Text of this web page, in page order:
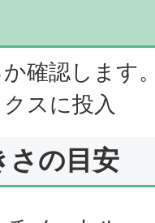
確認します
スに投入
さの目安